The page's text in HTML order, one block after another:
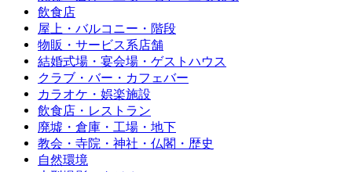
飲食店
屋上・バルコニー・階段
物販・サービス系店舗
結婚式場・宴会場・ゲストハウス
クラブ・バー・カフェバー
カラオケ・娯楽施設
飲食店・レストラン
廃墟・倉庫・工場・地下
教会・寺院・神社・仏閣・歴史
自然環境